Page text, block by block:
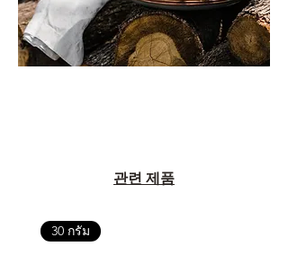
관련 제품
30 กรัม